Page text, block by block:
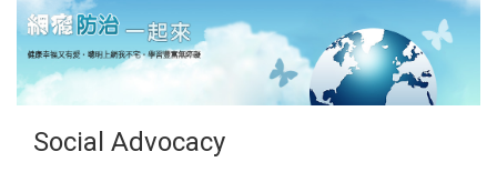
Social Advocacy